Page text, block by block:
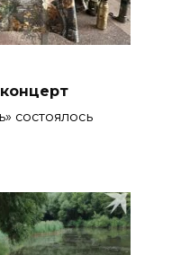
состоялось